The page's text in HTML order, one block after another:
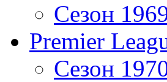
Сезон
Premier
Сезон